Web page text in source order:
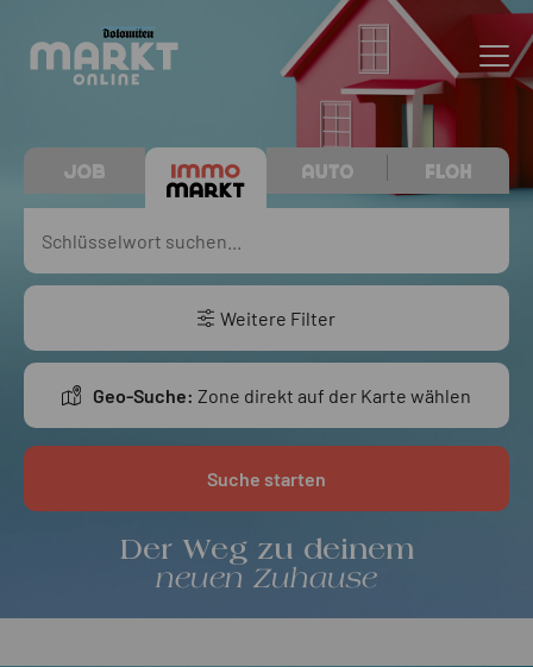
Der Weg zu deinem
neuen Zuhause
Weitere Filter
Geo-Suche: Zone direkt auf der Karte wählen
Suche starten